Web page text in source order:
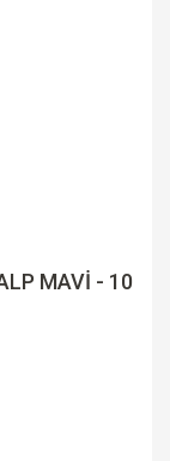
MAVİ - 10